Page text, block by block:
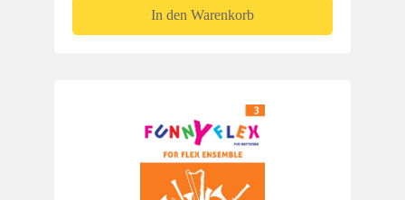
In den Warenkorb